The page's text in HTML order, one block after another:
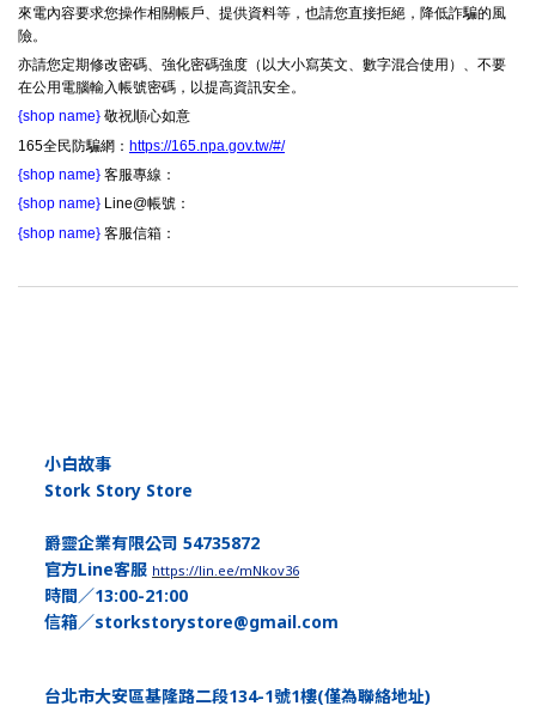
來電內容要求您操作相關帳戶、提供資料等，也請您直接拒絕，降低詐騙的風
險。
亦請您定期修改密碼、強化密碼強度（以大小寫英文、數字混合使用）、不要
在公用電腦輸入帳號密碼，以提高資訊安全。
{shop name} 敬祝順心如意
165全民防騙網： https://165.npa.gov.tw/#/
{shop name} 客服專線：
{shop name} Line@帳號：
{shop name} 客服信箱：
小白故事
Stork Story Store
爵靈企業有限公司 54735872
官方Line客服 https://lin.ee/mNkov36
時間／13:00-21:00
信箱／storkstorystore@gmail.com
台北市大安區基隆路二段134-1號1樓(僅為聯絡地址)